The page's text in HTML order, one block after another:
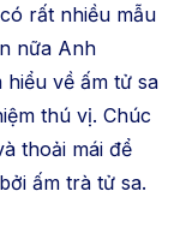
rất nhiều mẫu
nữa Anh
về ấm tử sa
thú vị. Chúc
thoải mái để
ấm trà tử sa.